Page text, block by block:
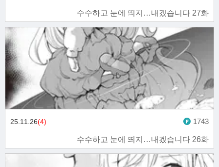
수수하고 눈에 띄지…내겠습니다 27화
수수하고 눈에 띄지…내겠습니다 26화
25.11.26(4) 1743